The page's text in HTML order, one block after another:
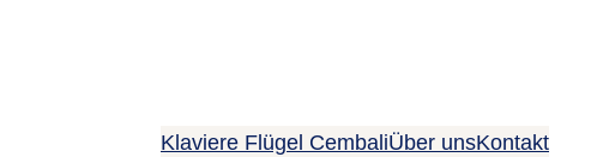
Klaviere Flügel CembaliÜber unsKontakt